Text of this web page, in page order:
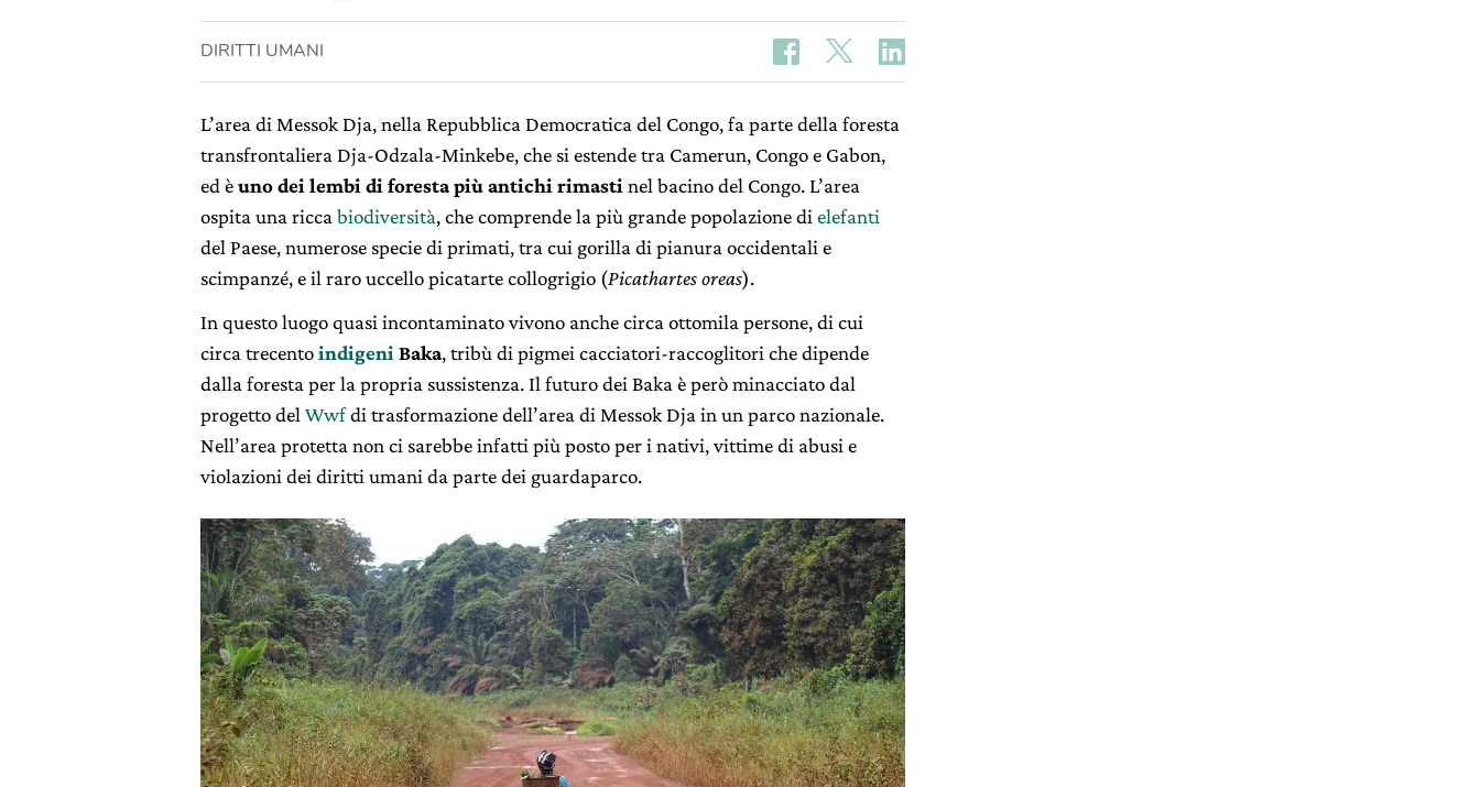
DIRITTI UMANI
L’area di Messok Dja, nella Repubblica Democratica del Congo, fa parte della foresta
transfrontaliera Dja-Odzala-Minkebe, che si estende tra Camerun, Congo e Gabon,
ed èuno dei lembi di foresta più antichi rimasti nel bacino del Congo. L’area
ospita una ricca biodiversità, che comprende la più grande popolazione di elefanti
del Paese, numerose specie di primati, tra cui gorilla di pianura occidentali e
scimpanzé, e il raro uccello picatarte collogrigio (Picathartes oreas).
In questo luogo quasi incontaminato vivono anche circa ottomila persone, di cui
circa trecentoindigeni Baka, tribù di pigmei cacciatori-raccoglitori che dipende
dalla foresta per la propria sussistenza. Il futuro dei Baka è però minacciato dal
progetto del Wwfdi trasformazione dell’area di Messok Dja in un parco nazionale.
Nell’area protetta non ci sarebbe infatti più posto per i nativi, vittime di abusi e
violazioni dei diritti umani da parte dei guardaparco.